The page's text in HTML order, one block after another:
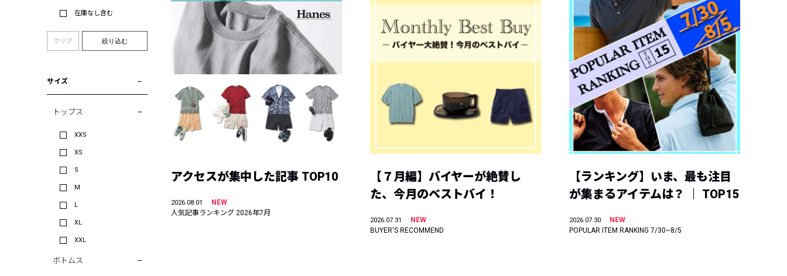
在庫なし含む
クリア 絞り込む
サイズ
トップス
XXS
XS
S
M
L
XL
XXL
ボトムス
アクセスが集中した記事 TOP10
2026.08.01
NEW
人気記事ランキング 2026年7月
【７月編】バイヤーが絶賛し
た、今月のベストバイ！
2026.07.31
NEW
BUYER'S RECOMMEND
【ランキング】いま、最も注目
が集まるアイテムは？ ｜ TOP15
2026.07.30
NEW
POPULAR ITEM RANKING 7/30~8/5